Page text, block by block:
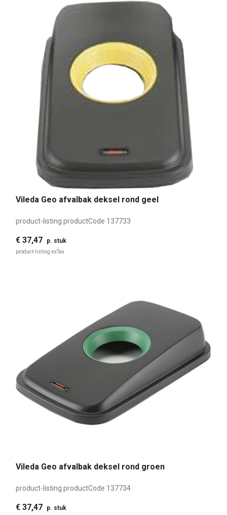
Vileda Geo afvalbak deksel rond geel
product-listing.productCode 137733
€ 37,47 p. stuk
product-listing.exTax
Vileda Geo afvalbak deksel rond groen
product-listing.productCode 137734
€ 37,47 p. stuk